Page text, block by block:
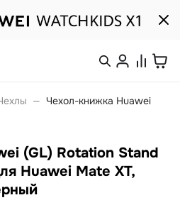
— Чехол-книжка Huawei
(GL) Rotation Stand
Huawei Mate XT,